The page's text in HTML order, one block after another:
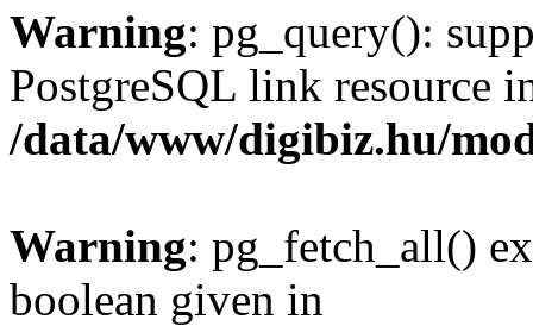
Warning: pg_query():
PostgreSQL link resource
/data/www/digibiz.hu/
Warning: pg_fetch_all()
boolean given in